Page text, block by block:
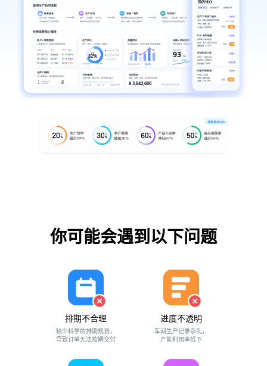
你可能会遇到以下问题
排期不合理
缺少科学的排期规划，
导致订单无法按期交付
进度不透明
车间生产记录杂乱，
产能利用率低下